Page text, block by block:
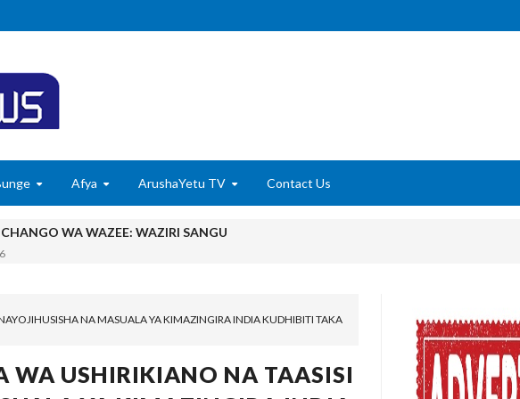
Afya ArushaYetu TV Contact Us
WA WAZEE: WAZIRI SANGU
BIASHARA NA USAJILI WA ALAMA ZA BIASHARA NA HUDUMA KWA VIJANA BBT
Wafichue Wahamiaji Haramu
NA MASUALA YA KIMAZINGIRA INDIA KUDHIBITI TAKA
WA USHIRIKIANO NA TAASISI